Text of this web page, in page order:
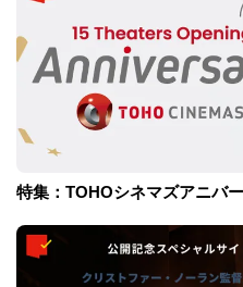
特集：TOHOシネマズアニバ